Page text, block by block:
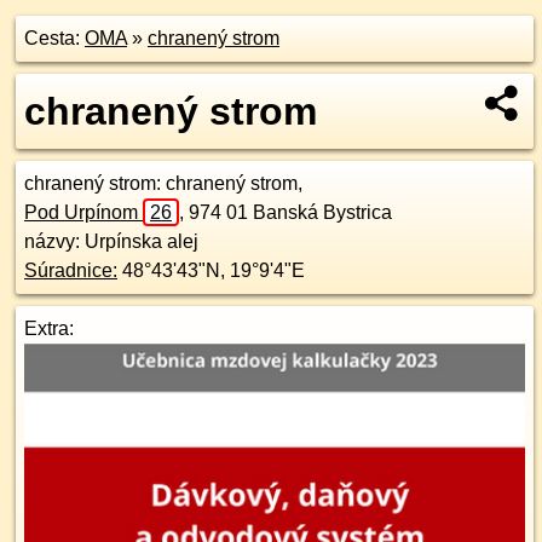
Cesta: OMA» chranený strom
chranený strom
chranený strom: chranený strom,
Pod Urpínom
26 , 974 01 Banská Bystrica
názvy: Urpínska alej
Súradnice: 48°43'43"N , 19°9'4"E
Extra: